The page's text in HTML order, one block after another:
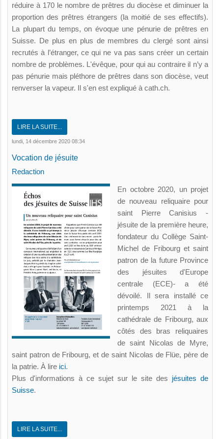
réduire à 170 le nombre de prêtres du diocèse et diminuer la
proportion des prêtres étrangers (la moitié de ses effectifs).
La plupart du temps, on évoque une pénurie de prêtres en
Suisse. De plus en plus de membres du clergé sont ainsi
recrutés à l’étranger, ce qui ne va pas sans créer un certain
nombre de problèmes. L'évêque, pour qui au contraire il n’y a
pas pénurie mais pléthore de prêtres dans son diocèse, veut
renverser la vapeur. Il s'en est expliqué à cath.ch.
LIRE LA SUITE...
lundi, 14 décembre 2020 08:34
Vocation de jésuite
Redaction
En octobre 2020, un projet
de nouveau reliquaire pour
saint Pierre Canisius -
jésuite de la première heure,
fondateur du Collège Saint-
Michel de Fribourg et saint
patron de la future Province
des jésuites d'Europe
centrale (ECE)- a été
dévoilé. Il sera installé ce
printemps 2021 à la
cathédrale de Fribourg, aux
côtés des bras reliquaires
de saint Nicolas de Myre,
saint patron de Fribourg, et de saint Nicolas de Flüe, père de
la patrie. À lire ici.
Plus d'informations à ce sujet sur le site des jésuites de
Suisse.
LIRE LA SUITE...